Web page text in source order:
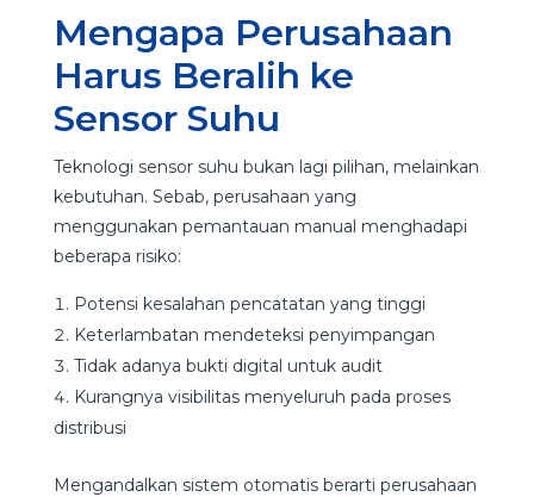
Mengapa Perusahaan
Harus Beralih ke
Sensor Suhu
Teknologi sensor suhu bukan lagi pilihan, melainkan
kebutuhan. Sebab, perusahaan yang
menggunakan pemantauan manual menghadapi
beberapa risiko:
Potensi kesalahan pencatatan yang tinggi
Keterlambatan mendeteksi penyimpangan
Tidak adanya bukti digital untuk audit
Kurangnya visibilitas menyeluruh pada proses
distribusi
Mengandalkan sistem otomatis berarti perusahaan